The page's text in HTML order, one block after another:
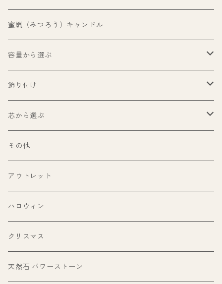
蜜蝋（みつろう）キャンドル
容量から選ぶ
99ml以下
100ml〜199ml
200ml〜299ml
300ml以上
飾り付け
パロサント
ホワイトセージ
パワーストーン
ヒマラヤ岩塩（ピンクソルト）
フラワー
芯から選ぶ
ウッドウィック（木芯）
糸芯
その他
その他
アウトレット
ハロウィン
クリスマス
天然石 パワーストーン